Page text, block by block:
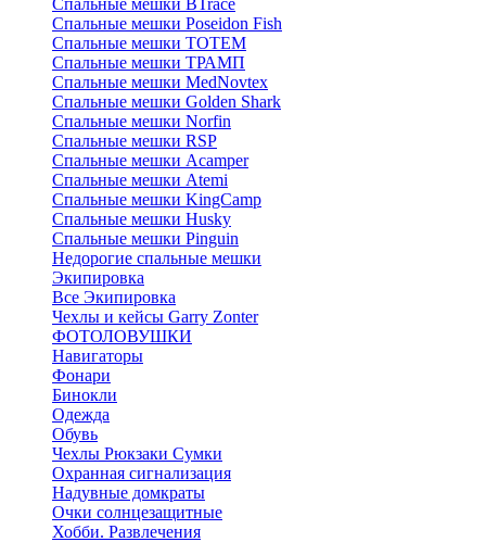
Спальные мешки BTrace
Спальные мешки Poseidon Fish
Спальные мешки ТОТЕМ
Спальные мешки ТРАМП
Cпальные мешки MedNovtex
Спальные мешки Golden Shark
Спальные мешки Norfin
Спальные мешки RSP
Спальные мешки Acamper
Спальные мешки Atemi
Спальные мешки KingCamp
Спальные мешки Husky
Спальные мешки Pinguin
Недорогие спальные мешки
Экипировка
Все Экипировка
Чехлы и кейсы Garry Zonter
ФОТОЛОВУШКИ
Навигаторы
Фонари
Бинокли
Одежда
Обувь
Чехлы Рюкзаки Сумки
Охранная сигнализация
Надувные домкраты
Очки солнцезащитные
Хобби. Развлечения